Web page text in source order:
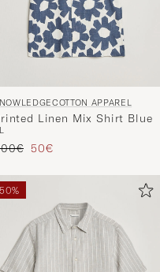
APPAREL
Linen Mix Shirt Blue
L
prijs
Verlaagd prijs
50€
50%